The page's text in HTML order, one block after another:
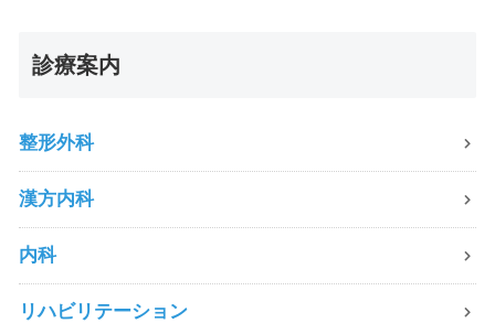
診療案内
整形外科
漢方内科
内科
リハビリテーション